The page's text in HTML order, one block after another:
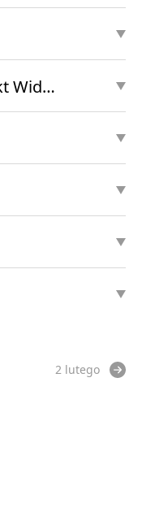
Regionalny Punkt Widzenia
2 lutego